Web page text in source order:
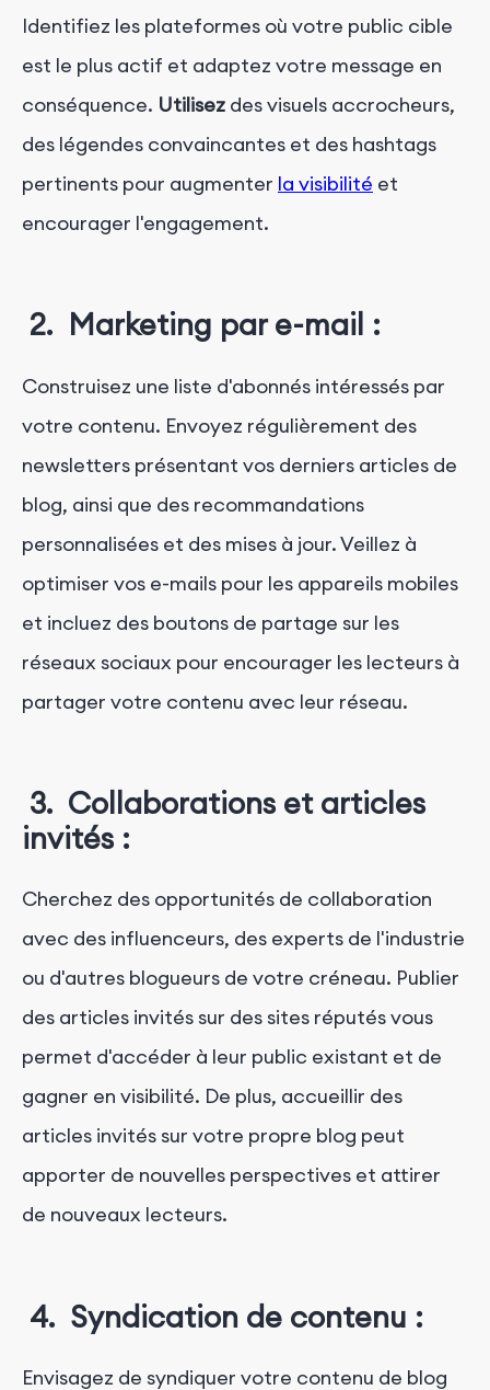
Identifiez les plateformes où votre public cible
est le plus actif et adaptez votre message en
conséquence. Utilisez des visuels accrocheurs,
des légendes convaincantes et des hashtags
pertinents pour augmenter la visibilité et
encourager l'engagement.
2. Marketing par e-mail :
Construisez une liste d'abonnés intéressés par
votre contenu. Envoyez régulièrement des
newsletters présentant vos derniers articles de
blog, ainsi que des recommandations
personnalisées et des mises à jour. Veillez à
optimiser vos e-mails pour les appareils mobiles
et incluez des boutons de partage sur les
réseaux sociaux pour encourager les lecteurs à
partager votre contenu avec leur réseau.
3. Collaborations et articles
invités :
Cherchez des opportunités de collaboration
avec des influenceurs, des experts de l'industrie
ou d'autres blogueurs de votre créneau. Publier
des articles invités sur des sites réputés vous
permet d'accéder à leur public existant et de
gagner en visibilité. De plus, accueillir des
articles invités sur votre propre blog peut
apporter de nouvelles perspectives et attirer
de nouveaux lecteurs.
4. Syndication de contenu :
Envisagez de syndiquer votre contenu de blog